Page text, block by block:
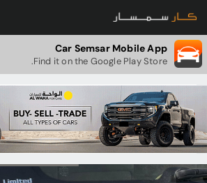
Car Semsar Mobile App
Find it on the Google Play Store.